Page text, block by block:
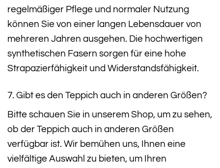
regelmäßiger Pflege und normaler Nutzung
können Sie von einer langen Lebensdauer von
mehreren Jahren ausgehen. Die hochwertigen
synthetischen Fasern sorgen für eine hohe
Strapazierfähigkeit und Widerstandsfähigkeit.
7. Gibt es den Teppich auch in anderen Größen?
Bitte schauen Sie in unserem Shop, um zu sehen,
ob der Teppich auch in anderen Größen
verfügbar ist. Wir bemühen uns, Ihnen eine
vielfältige Auswahl zu bieten, um Ihren